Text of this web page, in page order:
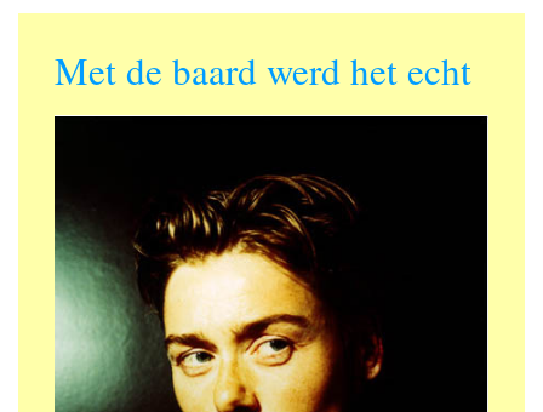
Met de baard werd het echt